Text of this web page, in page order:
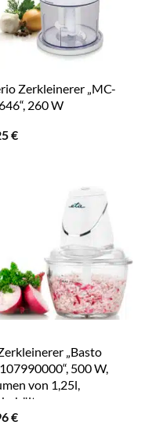
Zerkleinerer „MC-
260 W
€
„Basto
500 W,
von 1,25l,
€